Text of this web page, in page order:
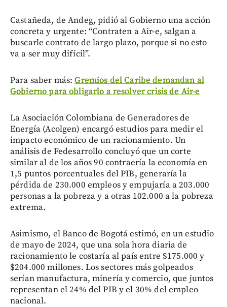
Castañeda, de Andeg, pidió al Gobierno una acción
concreta y urgente: “Contraten a Air-e, salgan a
buscarle contrato de largo plazo, porque si no esto
va a ser muy difícil”.
Para saber más:Gremios del Caribe demandan al
Gobierno para obligarlo a resolver crisis de Air-e
La Asociación Colombiana de Generadores de
Energía (Acolgen) encargó estudios para medir el
impacto económico de un racionamiento. Un
análisis de Fedesarrollo concluyó que un corte
similar al de los años 90 contraería la economía en
1,5 puntos porcentuales del PIB, generaría la
pérdida de 230.000 empleos y empujaría a 203.000
personas a la pobreza y a otras 102.000 a la pobreza
extrema.
Asimismo, el Banco de Bogotá estimó, en un estudio
de mayo de 2024, que una sola hora diaria de
racionamiento le costaría al país entre $175.000 y
$204.000 millones. Los sectores más golpeados
serían manufactura, minería y comercio, que juntos
representan el 24% del PIB y el 30% del empleo
nacional.